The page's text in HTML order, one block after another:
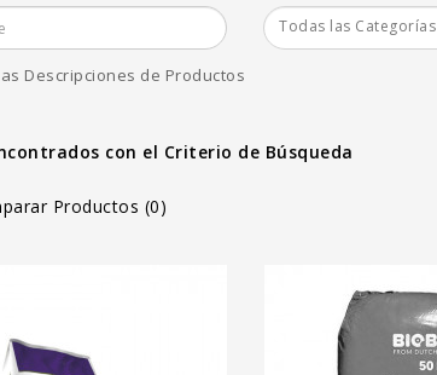
12
Heights
Local Hero 12 Reg -
Higher Heights
100.00€
Todas las Categorías
Descripciones de Productos
con el Criterio de Búsqueda
Productos (0)